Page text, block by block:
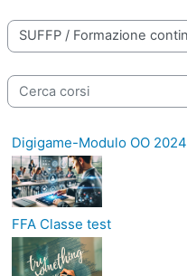
Categorie di corso
Cerca corsi
Digigame-Modulo OO 2024
FFA Classe test